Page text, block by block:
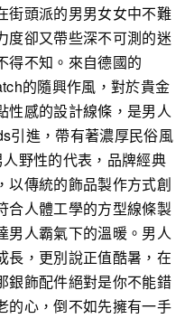
街頭派的男男女女中不難
度卻又帶些深不可測的迷
得不知。來自德國的
的隨興作風，對於貴金
性感的設計線條，是男人
引進，帶有著濃厚民俗風
野性的代表，品牌經典
以傳統的飾品製作方式創
合人體工學的方型線條製
男人霸氣下的溫暖。男人
長，更別說正值酷暑，在
銀飾配件絕對是你不能錯
的心，倒不如先擁有一手